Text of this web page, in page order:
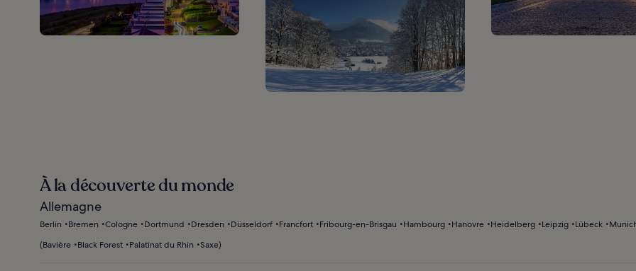
À la découverte du monde
Allemagne
Berlin Bremen Cologne Dortmund Dresden Düsseldorf Francfort Fribourg-en-Brisgau Hambourg Hanovre Heidelberg Leipzig Lübeck
(Bavière Black Forest Palatinat du Rhin Saxe)